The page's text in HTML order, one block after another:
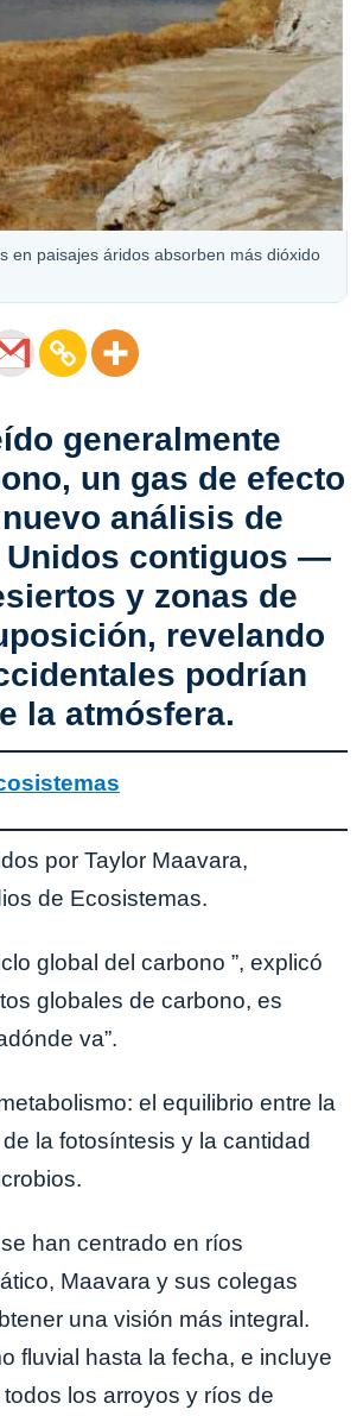
en paisajes áridos absorben más dióxido
generalmente
un gas de efecto
análisis de
Unidos contiguos —
y zonas de
revelando
podrían
la atmósfera.
por Taylor Maavara,
de Ecosistemas.
global del carbono ”, explicó
globales de carbono, es
va”.
el equilibrio entre la
la fotosíntesis y la cantidad
han centrado en ríos
Maavara y sus colegas
una visión más integral.
fluvial hasta la fecha, e incluye
los arroyos y ríos de